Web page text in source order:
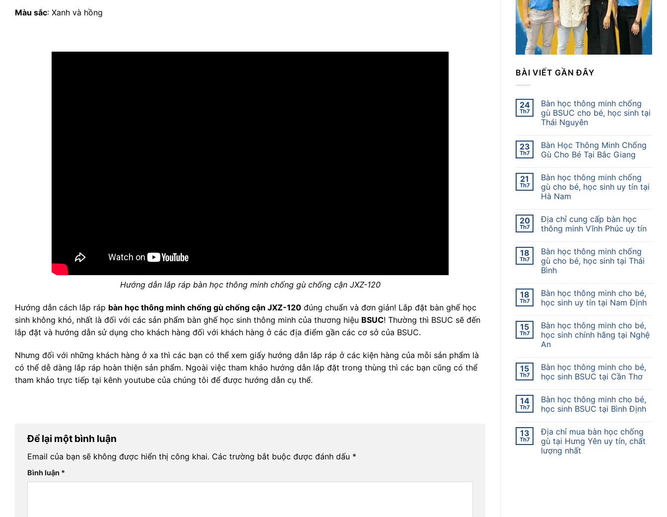
Màu sắc: Xanh và hồng
Hướng dẫn lắp ráp bàn học thông minh chống gù chống cận JXZ-120
Hướng dẫn cách lắp ráp bàn học thông minh chống gù chống cận JXZ-120 đúng chuẩn và đơn giản! Lắp đặt bàn ghế học
sinh không khó, nhất là đối với các sản phẩm bàn ghế học sinh thông minh của thương hiệu BSUC! Thường thì BSUC sẽ đến
lắp đặt và hướng dẫn sử dụng cho khách hàng đối với khách hàng ở các địa điểm gần các cơ sở của BSUC.
Nhưng đối với những khách hàng ở xa thì các bạn có thể xem giấy hướng dẫn lắp ráp ở các kiện hàng của mỗi sản phẩm là
có thể dễ dàng lắp ráp hoàn thiện sản phẩm. Ngoài việc tham khảo hướng dẫn lắp đặt trong thùng thì các bạn cũng có thể
tham khảo trực tiếp tại kênh youtube của chúng tôi để được hướng dẫn cụ thể.
Để lại một bình luận
Email của bạn sẽ không được hiển thị công khai. Các trường bắt buộc được đánh dấu *
Bình luận *
BÀI VIẾT GẦN ĐÂY
24
Th7
Bàn học thông minh chống
gù BSUC cho bé, học sinh tại
Thái Nguyên
23
Th7
Bàn Học Thông Minh Chống
Gù Cho Bé Tại Bắc Giang
21
Th7
Bàn học thông minh chống
gù cho bé, học sinh uy tín tại
Hà Nam
20
Th7
Địa chỉ cung cấp bàn học
thông minh Vĩnh Phúc uy tín
18
Th7
Bàn học thông minh chống
gù cho bé, học sinh tại Thái
Bình
18
Th7
Bàn học thông minh cho bé,
học sinh uy tín tại Nam Định
15
Th7
Bàn học thông minh cho bé,
học sinh chính hãng tại Nghệ
An
15
Th7
Bàn học thông minh cho bé,
học sinh BSUC tại Cần Thơ
14
Th7
Bàn học thông minh cho bé,
học sinh BSUC tại Bình Định
13
Th7
Địa chỉ mua bàn học chống
gù tại Hưng Yên uy tín, chất
lượng nhất